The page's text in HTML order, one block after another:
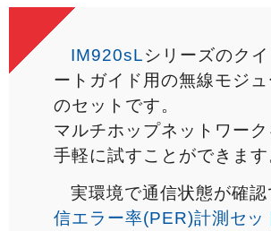
IM920sLシリーズのク
ートガイド用の無線モジ
のセットです。
マルチホップネットワー
手軽に試すことができます
実環境で通信状態が確認
信エラー率(PER)計測セッ